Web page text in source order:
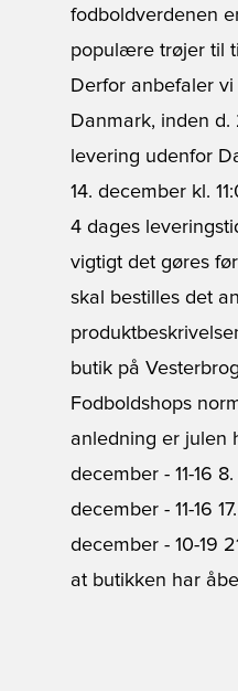
fodboldverdenen
populære trøjer til
Derfor anbefaler
Danmark, inden d.
levering udenfor
14. december kl.
4 dages
vigtigt det gøres
skal bestilles det
butik på
Fodboldshops
anledning er julen
december - 11-16
december - 11-16
december - 10-19
at butikken har